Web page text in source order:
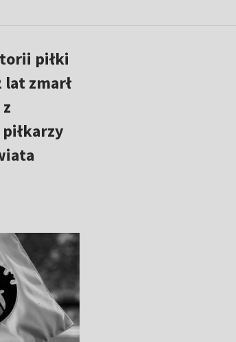
piłki
zmarł